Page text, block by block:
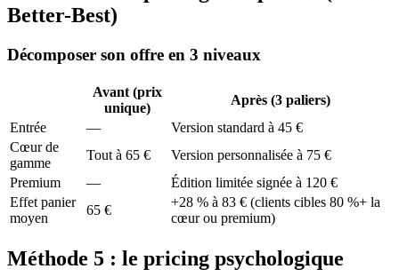
Better-Best)
Décomposer son offre en 3 niveaux
Avant (prix
unique)
Après (3 paliers)
Entrée
—
Version standard à 45 €
Cœur de
gamme
Tout à 65 €
Version personnalisée à 75 €
Premium
—
Édition limitée signée à 120 €
Effet panier
moyen
65 €
+28 % à 83 € (clients cibles 80 %+ la
cœur ou premium)
Méthode 5 : le pricing psychologique